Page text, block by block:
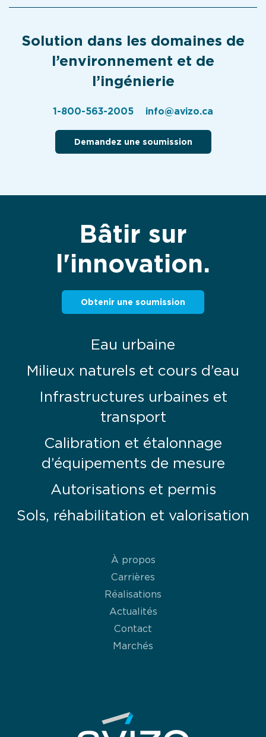
Solution dans les domaines de
l’environnement et de
l’ingénierie
1-800-563-2005 info@avizo.ca
Demandez une soumission
Bâtir sur
l'innovation.
Obtenir une soumission
Eau urbaine
Milieux naturels et cours d’eau
Infrastructures urbaines et
transport
Calibration et étalonnage
d’équipements de mesure
Autorisations et permis
Sols, réhabilitation et valorisation
À propos
Carrières
Réalisations
Actualités
Contact
Marchés